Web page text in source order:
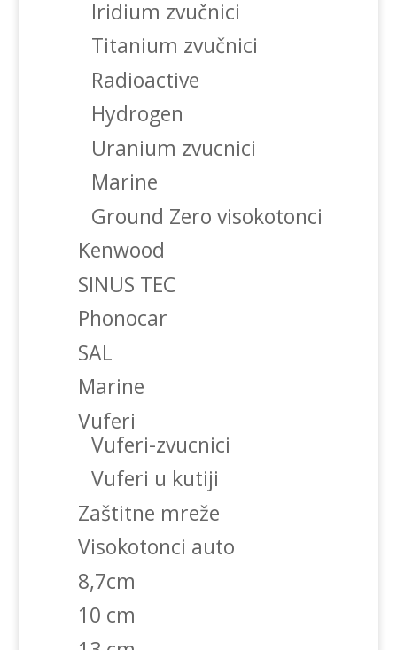
Iridium zvučnici
Titanium zvučnici
Radioactive
Hydrogen
Uranium zvucnici
Marine
Ground Zero visokotonci
Kenwood
SINUS TEC
Phonocar
SAL
Marine
Vuferi
Vuferi-zvucnici
Vuferi u kutiji
Zaštitne mreže
Visokotonci auto
8,7cm
10 cm